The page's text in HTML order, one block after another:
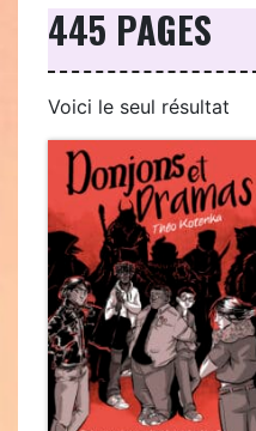
445 PAGES
Voici le seul résultat